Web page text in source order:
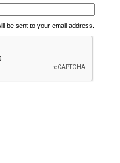
be sent to your email address.